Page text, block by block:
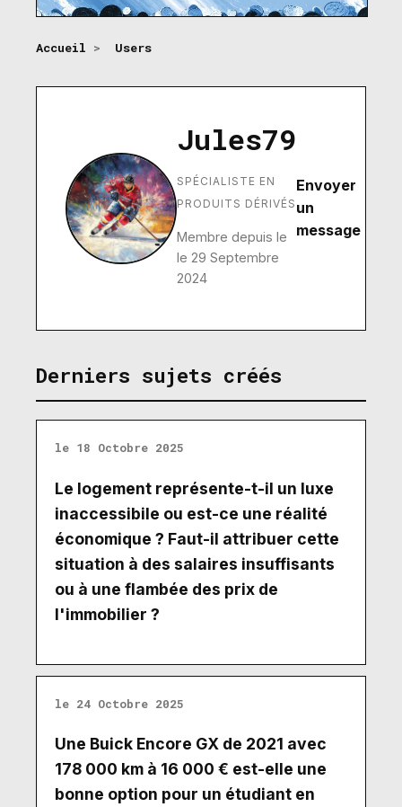
Accueil > Users
Jules79
SPÉCIALISTE EN
PRODUITS DÉRIVÉS
Membre depuis le
le 29 Septembre
2024
Envoyer
un
message
Derniers sujets créés
le 18 Octobre 2025
Le logement représente-t-il un luxe
inaccessibile ou est-ce une réalité
économique ? Faut-il attribuer cette
situation à des salaires insuffisants
ou à une flambée des prix de
l'immobilier ?
le 24 Octobre 2025
Une Buick Encore GX de 2021 avec
178 000 km à 16 000 € est-elle une
bonne option pour un étudiant en